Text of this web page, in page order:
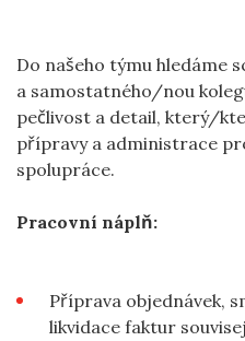
Do našeho týmu hledáme
a samostatného/nou
pečlivost a detail, který/
přípravy a administrace
spolupráce.
Pracovní náplň:
Příprava objednávek,
likvidace faktur